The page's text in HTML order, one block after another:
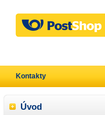
Úvod
Kontakty